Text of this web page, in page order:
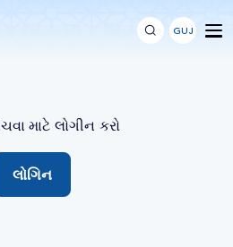
GUJ
માટે લોગીન કરો
લોગિન